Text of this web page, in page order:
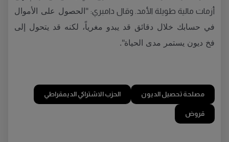
أزمات مالية طويلة الأمد. وقال دامبري:"الحصول على الأموال
في حسابك خلال دقائق قد يبدو مغرياً، لكنه قد يتحول إلى
فخ ديون يستمر مدى الحياة".
مصلحة تحصيل الديون الحزب الاشتراكي الديمقراطي
قروض